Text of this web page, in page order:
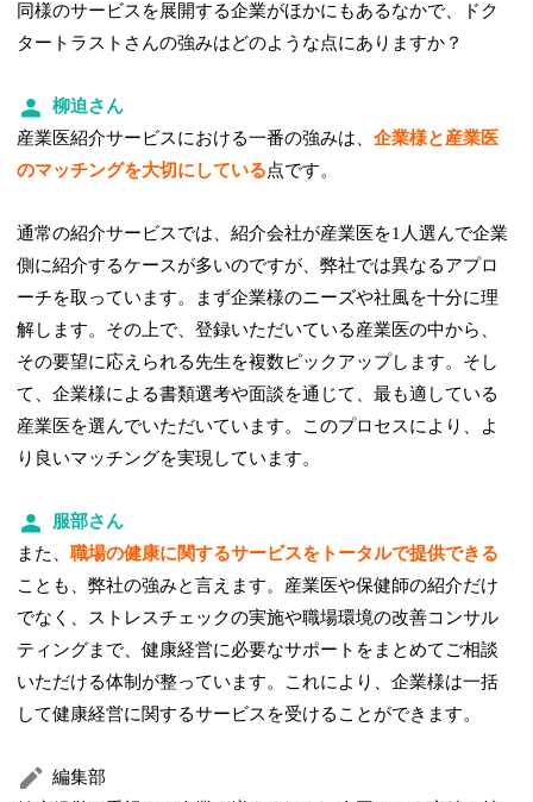
同様のサービスを展開する企業がほかにもあるなかで、ドク
タートラストさんの強みはどのような点にありますか？
柳迫さん
産業医紹介サービスにおける一番の強みは、企業様と産業医
のマッチングを大切にしている点です。
通常の紹介サービスでは、紹介会社が産業医を1人選んで企業
側に紹介するケースが多いのですが、弊社では異なるアプロ
ーチを取っています。まず企業様のニーズや社風を十分に理
解します。その上で、登録いただいている産業医の中から、
その要望に応えられる先生を複数ピックアップします。そし
て、企業様による書類選考や面談を通じて、最も適している
産業医を選んでいただいています。このプロセスにより、よ
り良いマッチングを実現しています。
服部さん
また、職場の健康に関するサービスをトータルで提供できる
ことも、弊社の強みと言えます。産業医や保健師の紹介だけ
でなく、ストレスチェックの実施や職場環境の改善コンサル
ティングまで、健康経営に必要なサポートをまとめてご相談
いただける体制が整っています。これにより、企業様は一括
して健康経営に関するサービスを受けることができます。
編集部